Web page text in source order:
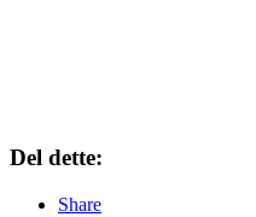
Del dette:
Share